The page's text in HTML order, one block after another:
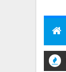
DAERAH